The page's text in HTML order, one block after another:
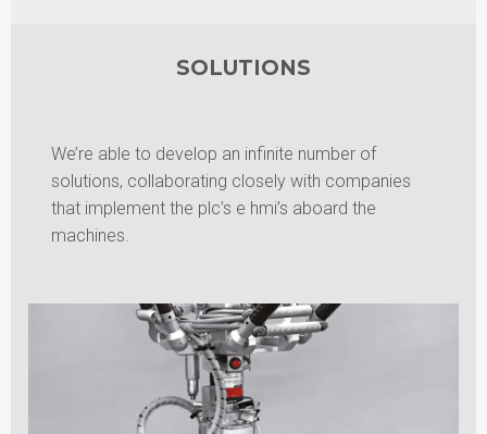
SOLUTIONS
We’re able to develop an infinite number of
solutions, collaborating closely with companies
that implement the plc’s e hmi’s aboard the
machines.